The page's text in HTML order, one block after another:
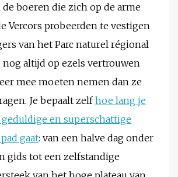
boeren die zich op de arme
Vercors probeerden te vestigen
van het Parc naturel régional
nog altijd op ezels vertrouwen
mee moeten nemen dan ze
Je bepaalt zelfhoe lang je
en superschattige
gaat: van een halve dag onder
gids tot een zelfstandige